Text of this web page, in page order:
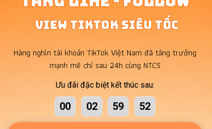
Hàng nghìn tài khoản TikTok Việt Nam đã tăng trưởng
mạnh mẽ chỉ sau 24h cùng NTCS
Ưu đãi đặc biệt kết thúc sau:
00 02 59 51
View TikTok Siêu Tốc